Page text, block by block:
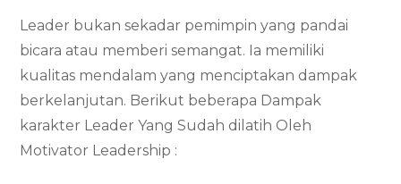
Leader bukan sekadar pemimpin yang pandai
bicara atau memberi semangat. Ia memiliki
kualitas mendalam yang menciptakan dampak
berkelanjutan. Berikut beberapa Dampak
karakter Leader Yang Sudah dilatih Oleh
Motivator Leadership :